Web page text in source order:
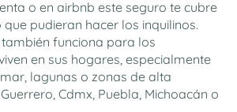
o en airbnb este seguro te cubre
pudieran hacer los inquilinos.
funciona para los
en sus hogares, especialmente
lagunas o zonas de alta
Cdmx, Puebla, Michoacán o